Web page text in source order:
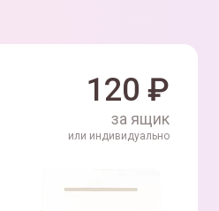
120 ₽
за ящик
или индивидуально